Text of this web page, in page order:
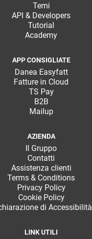
Temi
API & Developers
Tutorial
Academy
APP CONSIGLIATE
Danea Easyfatt
Fatture in Cloud
TS Pay
B2B
Mailup
AZIENDA
Il Gruppo
Contatti
Assistenza clienti
Terms & Conditions
Privacy Policy
Cookie Policy
di Accessibilità
LINK UTILI